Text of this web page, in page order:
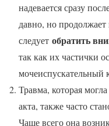
надевается сразу
давно, но
следует обратить
так как их частички
мочеиспускательный
Травма, которая
акта, также часто
Чаще всего она